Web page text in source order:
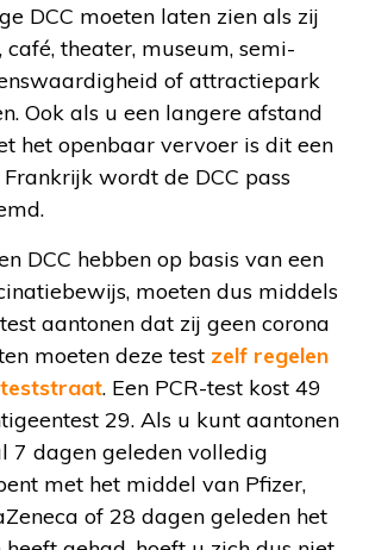
DCC moeten laten zien als zij
café, theater, museum, semi-
of attractiepark
Ook als u een langere afstand
het openbaar vervoer is dit een
wordt de DCC pass
DCC hebben op basis van een
moeten dus middels
aantonen dat zij geen corona
moeten deze test zelf regelen
teststraat. Een PCR-test kost 49
29. Als u kunt aantonen
7 dagen geleden volledig
met het middel van Pfizer,
of 28 dagen geleden het